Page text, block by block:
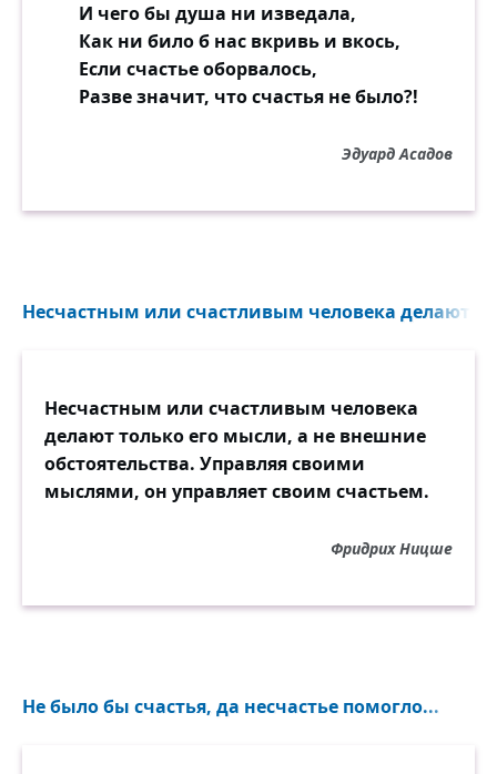
И чего бы душа ни изведала,
Как ни било б нас вкривь и вкось,
Если счастье оборвалось,
Разве значит, что счастья не было?!
Эдуард Асадов
Несчастным или счастливым человека делают
Несчастным или счастливым человека
делают только его мысли, а не внешние
обстоятельства. Управляя своими
мыслями, он управляет своим счастьем.
Фридрих Ницше
Не было бы счастья, да несчастье помогло...